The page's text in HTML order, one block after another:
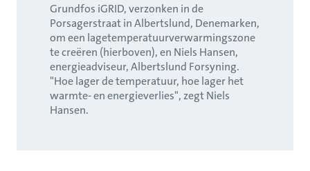
Grundfos iGRID, verzonken in de
Porsagerstraat in Albertslund, Denemarken,
om een lagetemperatuurverwarmingszone
te creëren (hierboven), en Niels Hansen,
energieadviseur, Albertslund Forsyning.
"Hoe lager de temperatuur, hoe lager het
warmte- en energieverlies", zegt Niels
Hansen.